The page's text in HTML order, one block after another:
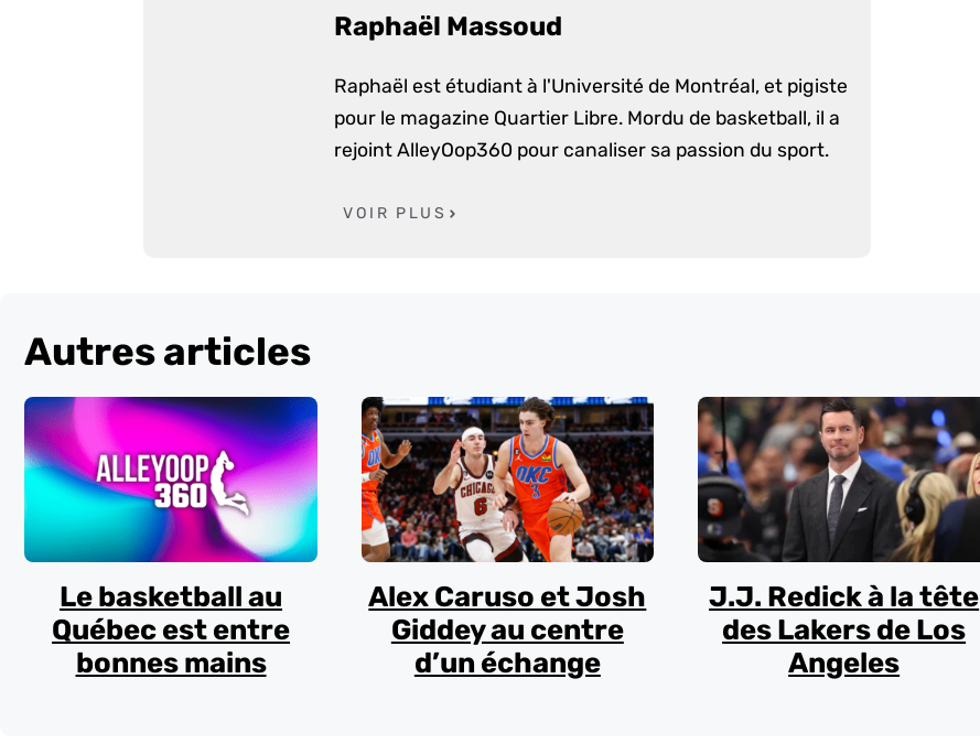
Raphaël Massoud
Raphaël est étudiant à l'Université de Montréal, et pigiste
pour le magazine Quartier Libre. Mordu de basketball, il a
rejoint AlleyOop360 pour canaliser sa passion du sport.
VOIR PLUS
Autres articles
Le basketball au
Québec est entre
bonnes mains
Alex Caruso et Josh
Giddey au centre
d’un échange
J.J. Redick à la tête
des Lakers de Los
Angeles